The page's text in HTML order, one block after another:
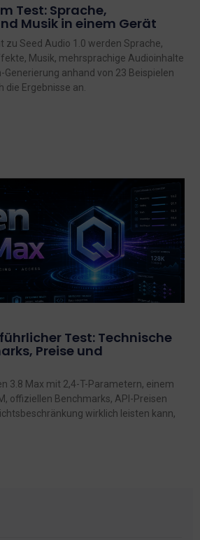
Test: Sprache,
Musik in einem Gerät
zu Seed Audio 1.0 werden Sprache,
Musik, mehrsprachige Audioinhalte
Generierung anhand von 23 Beispielen
die Ergebnisse an.
Test: Technische
Preise und
3.8 Max mit 2,4-T-Parametern, einem
offiziellen Benchmarks, API-Preisen
wirklich leisten kann,